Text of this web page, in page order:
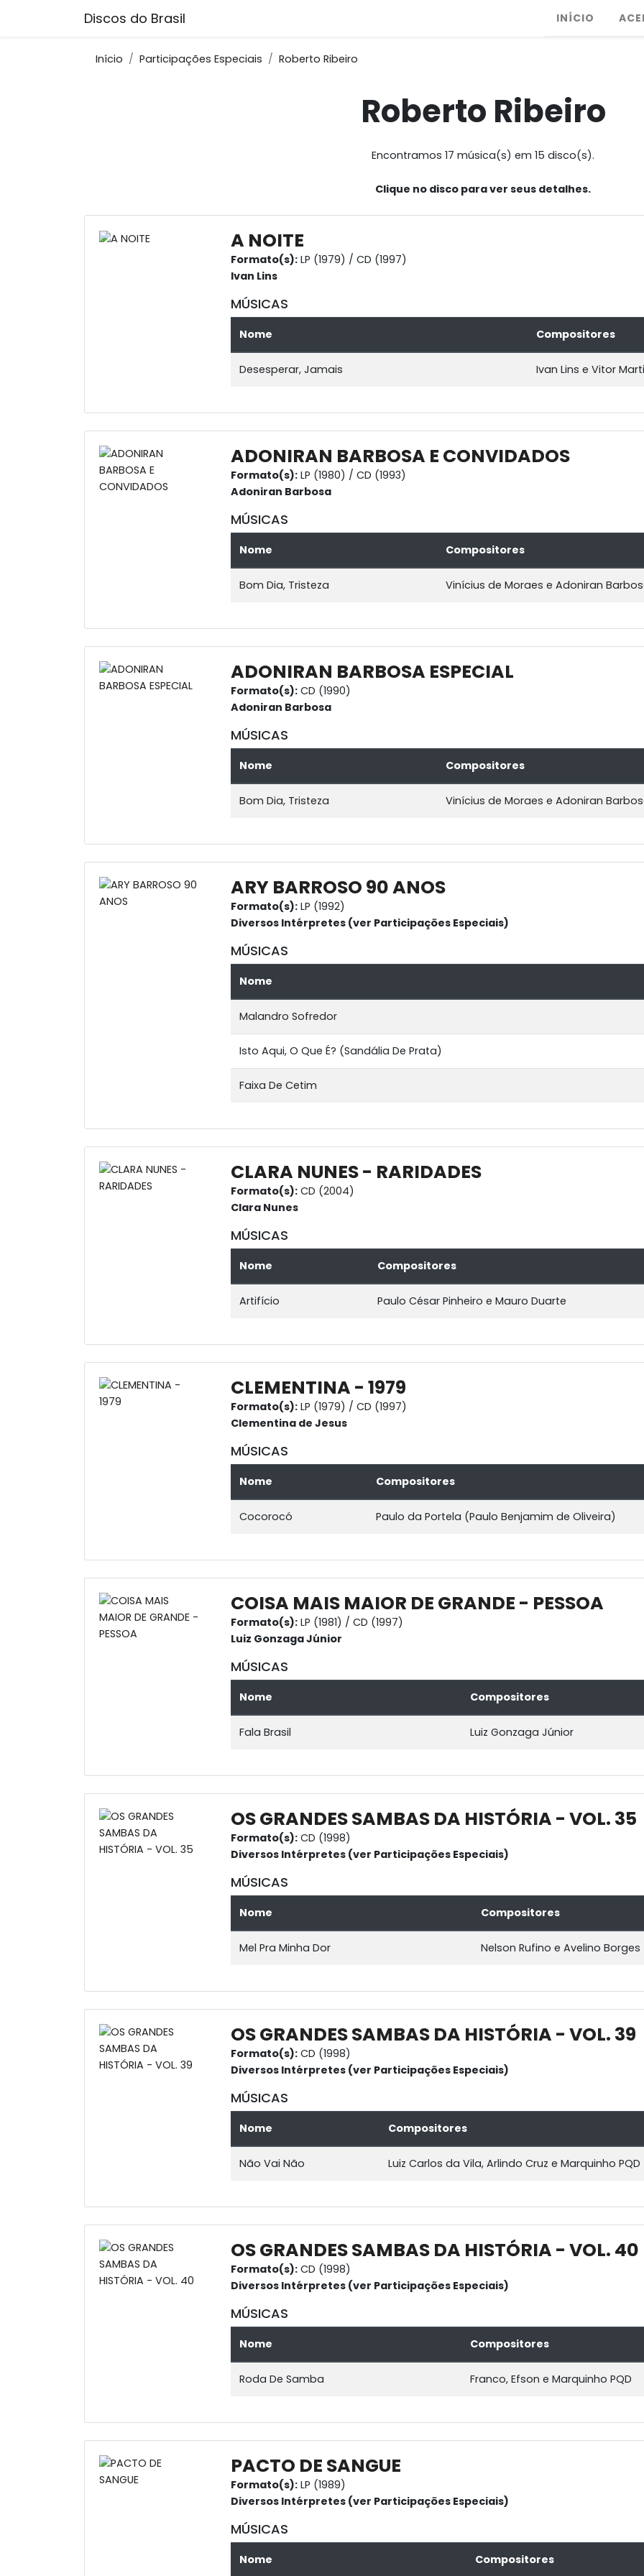
Discos do Brasil INÍCIO
Início Participações Especiais Roberto Ribeiro
Roberto Ribeiro
Encontramos 17 música(s) em 15 disco(s).
Clique no disco para ver seus detalhes.
A NOITE
Formato(s): LP (1979) / CD (1997)
Ivan Lins
MÚSICAS
Nome Compositores
Desesperar, Jamais Ivan Lins e Vitor
ADONIRAN BARBOSA E CONVIDADOS
Formato(s): LP (1980) / CD (1993)
Adoniran Barbosa
MÚSICAS
Nome Compositores
Bom Dia, Tristeza Vinícius de Moraes e Adoniran
ADONIRAN BARBOSA ESPECIAL
Formato(s): CD (1990)
Adoniran Barbosa
MÚSICAS
Nome Compositores
Bom Dia, Tristeza Vinícius de Moraes e Adoniran
ARY BARROSO 90 ANOS
Formato(s): LP (1992)
Diversos Intérpretes (ver Participações Especiais)
MÚSICAS
Nome
Malandro Sofredor
Isto Aqui, O Que É? (Sandália De Prata)
Faixa De Cetim
CLARA NUNES - RARIDADES
Formato(s): CD (2004)
Clara Nunes
MÚSICAS
Nome Compositores
Artifício Paulo César Pinheiro e Mauro Duarte
CLEMENTINA - 1979
Formato(s): LP (1979) / CD (1997)
Clementina de Jesus
MÚSICAS
Nome Compositores
Cocorocó Paulo da Portela (Paulo Benjamim de Oliveira)
COISA MAIS MAIOR DE GRANDE - PESSOA
Formato(s): LP (1981) / CD (1997)
Luiz Gonzaga Júnior
MÚSICAS
Nome Compositores
Fala Brasil Luiz Gonzaga Júnior
OS GRANDES SAMBAS DA HISTÓRIA - VOL. 35
Formato(s): CD (1998)
Diversos Intérpretes (ver Participações Especiais)
MÚSICAS
Nome Compositores
Mel Pra Minha Dor Nelson Rufino e Avelino Borges
OS GRANDES SAMBAS DA HISTÓRIA - VOL. 39
Formato(s): CD (1998)
Diversos Intérpretes (ver Participações Especiais)
MÚSICAS
Nome Compositores
Não Vai Não Luiz Carlos da Vila, Arlindo Cruz e Marquinho PQD
OS GRANDES SAMBAS DA HISTÓRIA - VOL. 40
Formato(s): CD (1998)
Diversos Intérpretes (ver Participações Especiais)
MÚSICAS
Nome Compositores
Roda De Samba Franco, Efson e Marquinho PQD
PACTO DE SANGUE
Formato(s): LP (1989)
Diversos Intérpretes (ver Participações Especiais)
MÚSICAS
Nome Compositores